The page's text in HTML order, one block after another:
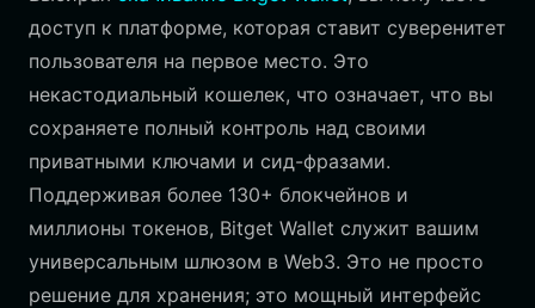
доступ к платформе, которая ставит суверенитет
пользователя на первое место. Это
некастодиальный кошелек, что означает, что вы
сохраняете полный контроль над своими
приватными ключами и сид-фразами.
Поддерживая более 130+ блокчейнов и
миллионы токенов, Bitget Wallet служит вашим
универсальным шлюзом в Web3. Это не просто
решение для хранения; это мощный интерфейс